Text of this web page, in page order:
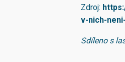
Zdroj:
v-nich-
Sdíleno s